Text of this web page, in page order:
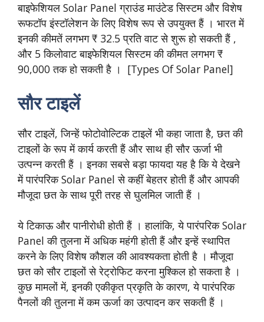
बाइफेशियल Solar Panel ग्राउंड माउंटेड सिस्टम और विशेष
रूफटॉप इंस्टॉलेशन के लिए विशेष रूप से उपयुक्त हैं । भारत में
इनकी कीमतें लगभग ₹ 32.5 प्रति वाट से शुरू हो सकती हैं ,
और 5 किलोवाट बाइफेशियल सिस्टम की कीमत लगभग ₹
90,000 तक हो सकती है । [Types Of Solar Panel]
सौर टाइलें
सौर टाइलें, जिन्हें फोटोवोल्टिक टाइलें भी कहा जाता है, छत की
टाइलों के रूप में कार्य करती हैं और साथ ही सौर ऊर्जा भी
उत्पन्न करती हैं । इनका सबसे बड़ा फायदा यह है कि ये देखने
में पारंपरिक Solar Panel से कहीं बेहतर होती हैं और आपकी
मौजूदा छत के साथ पूरी तरह से घुलमिल जाती हैं ।
ये टिकाऊ और पानीरोधी होती हैं । हालांकि, ये पारंपरिक Solar
Panel की तुलना में अधिक महंगी होती हैं और इन्हें स्थापित
करने के लिए विशेष कौशल की आवश्यकता होती है । मौजूदा
छत को सौर टाइलों से रेट्रोफिट करना मुश्किल हो सकता है ।
कुछ मामलों में, इनकी एकीकृत प्रकृति के कारण, ये पारंपरिक
पैनलों की तुलना में कम ऊर्जा का उत्पादन कर सकती हैं ।